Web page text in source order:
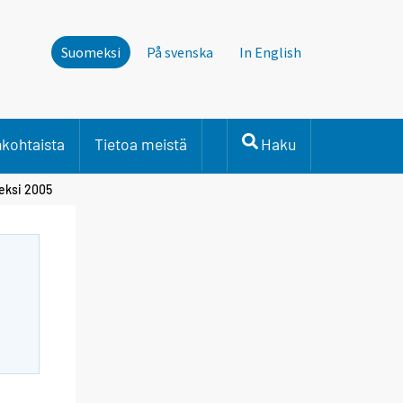
Suomeksi På svenska In English
Tietoa meistä Haku
2005